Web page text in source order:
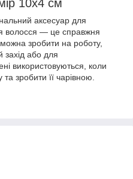
10х4 см
аксесуар для
волосся — це справжня
можна зробити на роботу,
захід або для
використовуються, коли
зробити її чарівною.